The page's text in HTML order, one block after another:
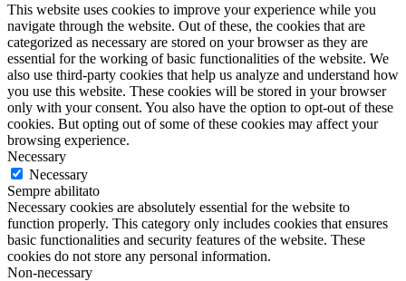
This website uses cookies to improve your experience while you
navigate through the website. Out of these, the cookies that are
categorized as necessary are stored on your browser as they are
essential for the working of basic functionalities of the website. We
also use third-party cookies that help us analyze and understand how
you use this website. These cookies will be stored in your browser
only with your consent. You also have the option to opt-out of these
cookies. But opting out of some of these cookies may affect your
browsing experience.
Necessary
Necessary
Sempre abilitato
Necessary cookies are absolutely essential for the website to
function properly. This category only includes cookies that ensures
basic functionalities and security features of the website. These
cookies do not store any personal information.
Non-necessary